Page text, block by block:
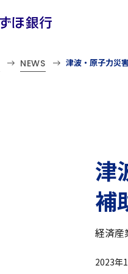
NEWS 津波・原子力災
津
補
経済産
2023年